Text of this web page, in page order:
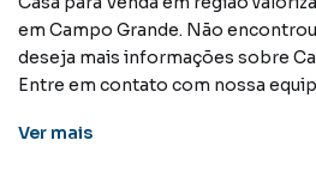
em Campo Grande. Não
deseja mais informações sobre
Entre em contato com nossa
Ver mais